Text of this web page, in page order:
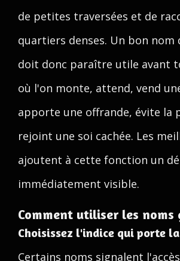
de petites traversées et de
quartiers denses. Un bon nom
doit donc paraître utile avant
où l'on monte, attend, vend
apporte une offrande, évite la
rejoint une soi cachée. Les
ajoutent à cette fonction un
immédiatement visible.
Comment utiliser les noms
Choisissez l'indice qui porte
Certains noms signalent